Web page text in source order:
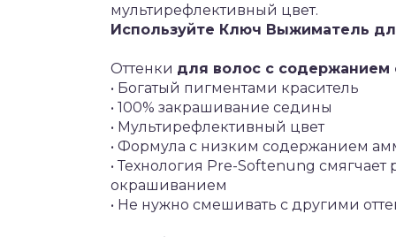
мультирефлективный цвет.
Используйте Ключ Выжиматель
Оттенки для волос с содержанием
• Богатый пигментами краситель
• 100% закрашивание седины
• Мультирефлективный цвет
• Формула с низким содержанием
• Технология Pre-Softenung
окрашиванием
• Не нужно смешивать с другими